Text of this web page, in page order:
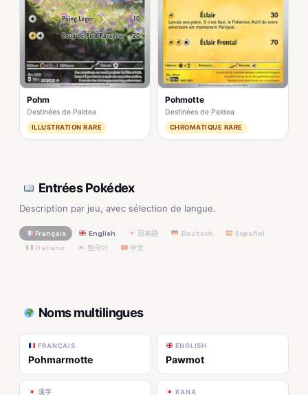
Pohm
Destinées de Paldea
ILLUSTRATION RARE
Pohmotte
Destinées de Paldea
CHROMATIQUE RARE
Entrées Pokédex
Description par jeu, avec sélection de langue.
Français English 日本語 Deutsch
Español
Italiano
한국어 中文
Noms multilingues
FRANÇAIS
Pohmarmotte
ENGLISH
Pawmot
漢字 KANA